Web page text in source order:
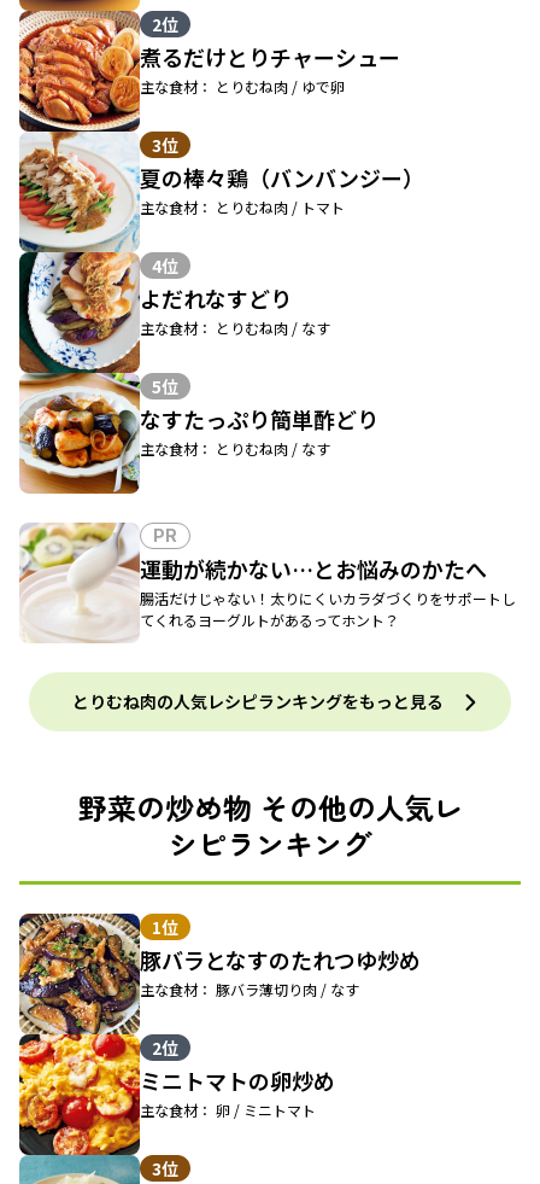
2位
煮るだけとりチャーシュー
主な食材： とりむね肉 / ゆで卵
3位
夏の棒々鶏（バンバンジー）
主な食材： とりむね肉 / トマト
4位
よだれなすどり
主な食材： とりむね肉 / なす
5位
なすたっぷり簡単酢どり
主な食材： とりむね肉 / なす
PR
運動が続かない…とお悩みのかたへ
腸活だけじゃない！太りにくいカラダづくりをサポートし
てくれるヨーグルトがあるってホント？
とりむね肉の人気レシピランキングをもっと見る
野菜の炒め物 その他の人気レ
シピランキング
1位
豚バラとなすのたれつゆ炒め
主な食材： 豚バラ薄切り肉 / なす
2位
ミニトマトの卵炒め
主な食材： 卵 / ミニトマト
3位